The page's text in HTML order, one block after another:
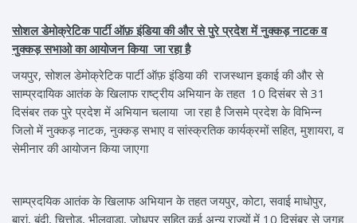
सोशल डेमोक्रेटिक पार्टी ऑफ़ इंडिया की और से पुरे प्रदेश में नुक्कड़ नाटक व
नुक्कड़ सभाओ का आयोजन किया जा रहा है
जयपुर, सोशल डेमोक्रेटिक पार्टी ऑफ़ इंडिया की राजस्थान इकाई की और से
साम्प्रदायिक आतंक के खिलाफ राष्ट्रीय अभियान के तहत 10 दिसंबर से 31
दिसंबर तक पुरे प्रदेश में अभियान चलाया जा रहा है जिसमे प्रदेश के विभिन्न
जिलो में नुक्कड़ नाटक, नुक्कड़ सभाए व सांस्क्रतिक कार्यक्रमों सहित, मुशायरा, व
सेमीनार की आयोजन किया जाएगा
साम्प्रदयिक आतंक के खिलाफ अभियान के तहत जयपुर, कोटा, सवाई माधोपुर,
बारां, बूंदी, चित्तोड़, भीलवाडा, जोधपुर सहित कई अन्य राज्यों में 10 दिसंबर से जगह